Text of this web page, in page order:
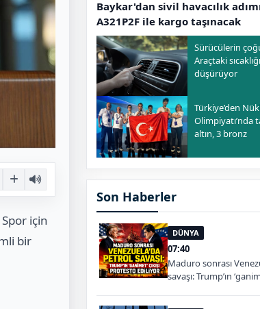
için
bir
Baykar'dan sivil havacılık
A321P2F ile kargo taşınacak
Sürücülerin
Araçtaki
düşürüyor
Türkiye’den
Olimpiyatı’nda
altın, 3 bronz
Son Haberler
DÜNYA
07:40
Maduro sonrası
savaşı: Trump’ın